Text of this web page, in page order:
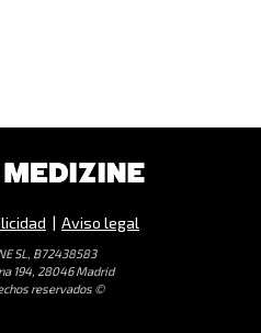
| Aviso legal
SL, B72438583
194, 28046 Madrid
reservados ©